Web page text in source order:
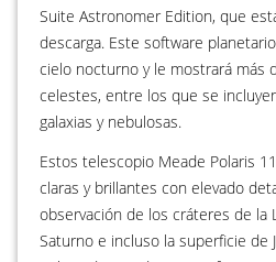
Suite Astronomer Edition, que
descarga. Este software
cielo nocturno y le mostrará más
celestes, entre los que se
galaxias y nebulosas.
Estos telescopio Meade Polaris
claras y brillantes con elevado
observación de los cráteres de la
Saturno e incluso la superficie de